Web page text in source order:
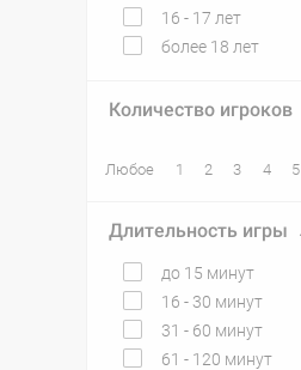
16 - 17 лет
более 18 лет
Количество игроков
Любое 1 2 3 4 5
Длительность игры
до 15 минут
16 - 30 минут
31 - 60 минут
61 - 120 минут